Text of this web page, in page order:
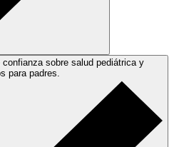
sobre salud pediátrica y
para padres.